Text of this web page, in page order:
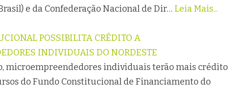
e da Confederação Nacional de Dir… Leia Mais...
POSSIBILITA CRÉDITO A
INDIVIDUAIS DO NORDESTE
microempreendedores individuais terão mais crédito
do Fundo Constitucional de Financiamento do